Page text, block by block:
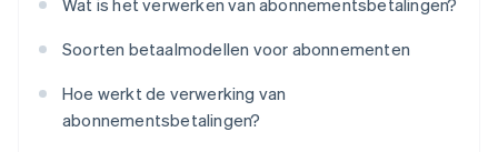
Wat is het verwerken van abonnementsbetalingen?
Soorten betaalmodellen voor abonnementen
Hoe werkt de verwerking van
abonnementsbetalingen?